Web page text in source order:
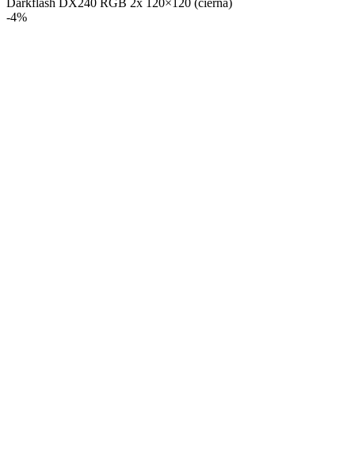
Darkflash DX240 RGB 2x 120×120 (čierna)
-4%